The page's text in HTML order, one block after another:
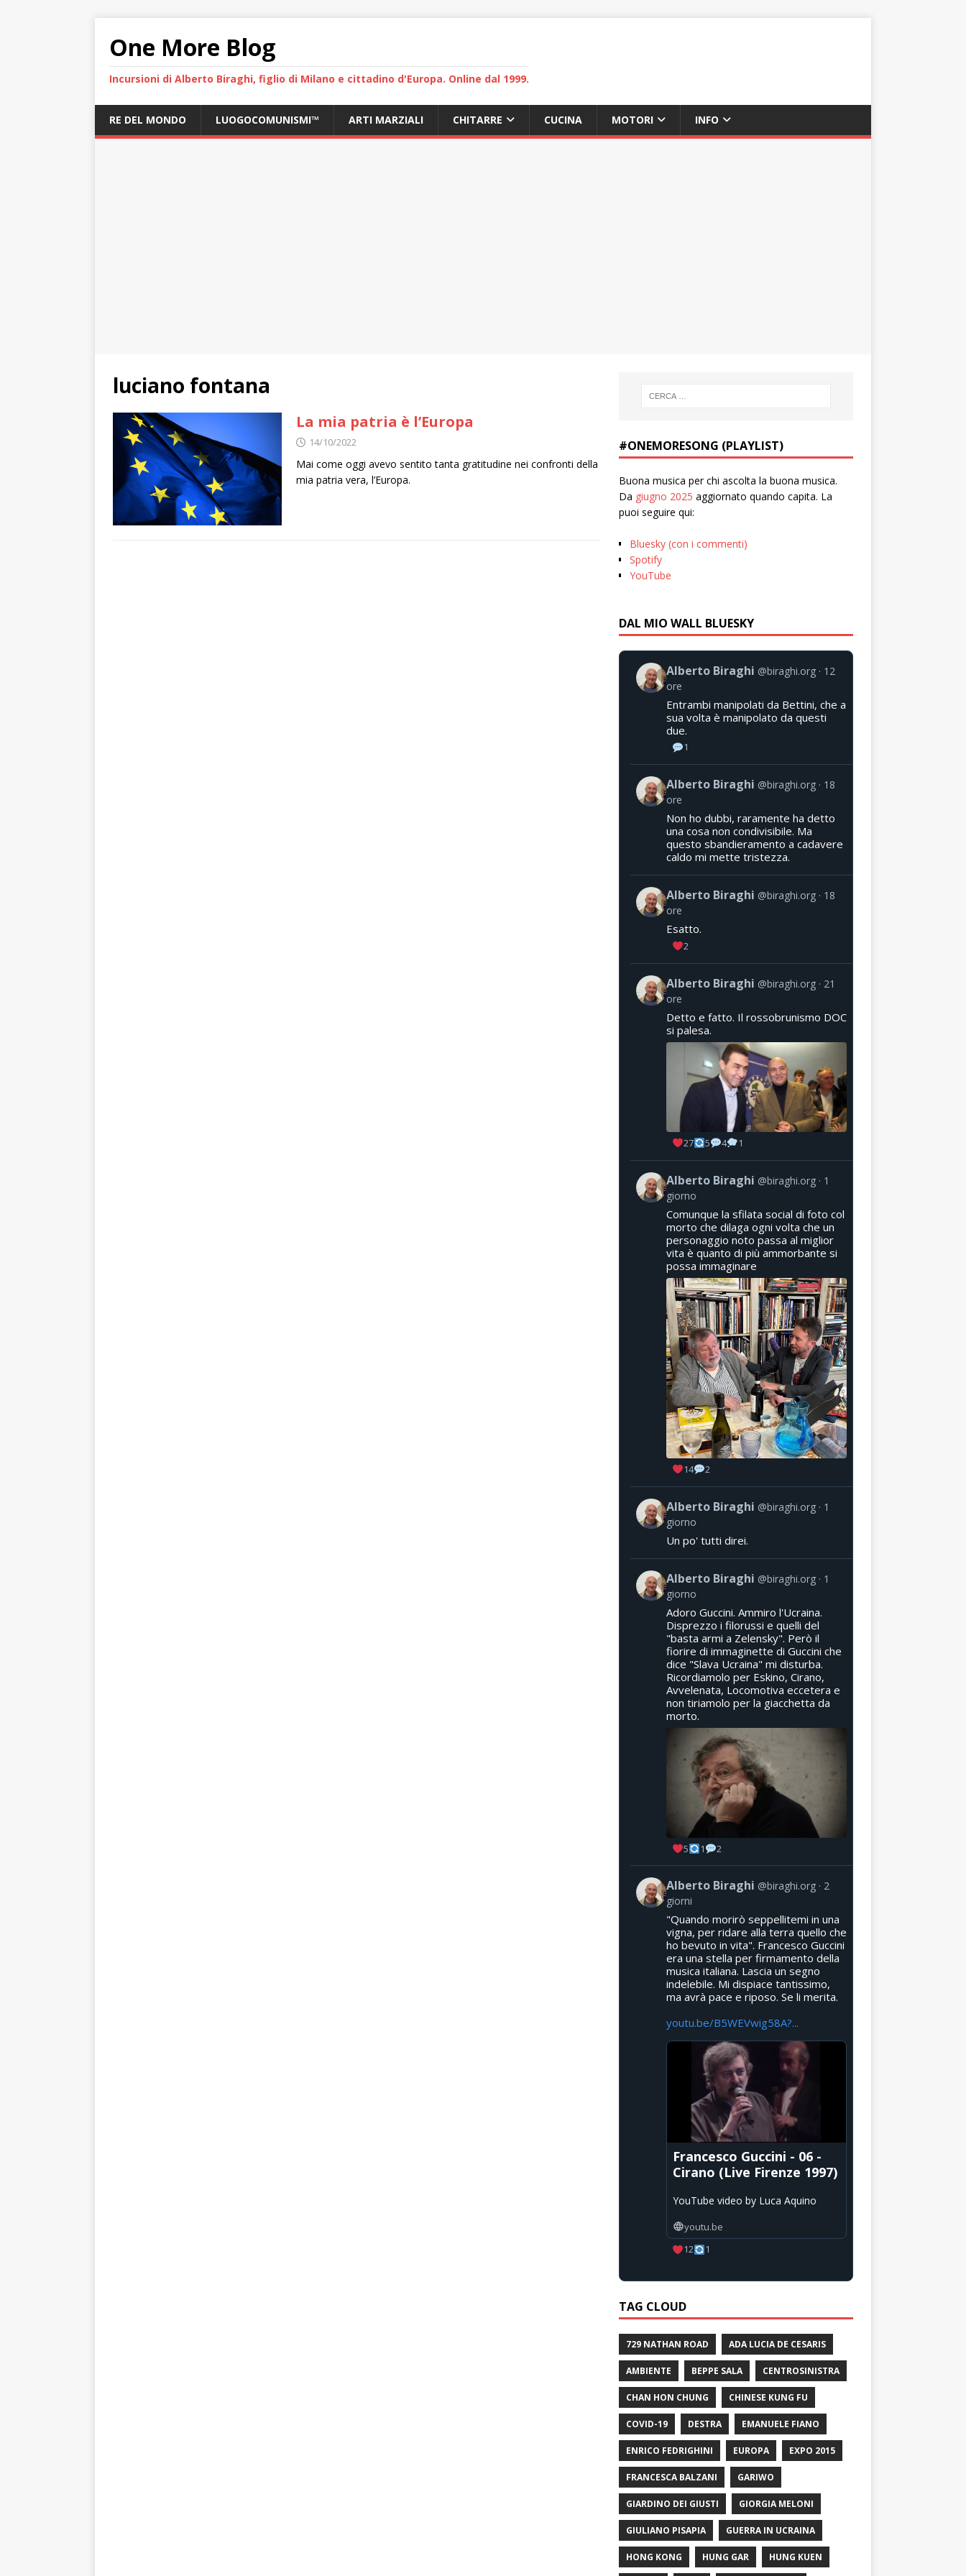
One More Blog
Incursioni di Alberto Biraghi, figlio di Milano e cittadino d'Europa. Online dal 1999.
RE DEL MONDO LUOGOCOMUNISMI™ ARTI MARZIALI CHITARRE CUCINA MOTORI INFO
luciano fontana
La mia patria è l’Europa
14/10/2022
Mai come oggi avevo sentito tanta gratitudine nei confronti della
mia patria vera, l’Europa.
#ONEMORESONG (PLAYLIST)
Buona musica per chi ascolta la buona musica.
Da giugno 2025 aggiornato quando capita. La
puoi seguire qui:
Bluesky (con i commenti)
Spotify
YouTube
DAL MIO WALL BLUESKY
Alberto Biraghi @biraghi.org
12
ore
Entrambi manipolati da Bettini, che a
sua volta è manipolato da questi
due.
1
Alberto Biraghi @biraghi.org
18
ore
Non ho dubbi, raramente ha detto
una cosa non condivisibile. Ma
questo sbandieramento a cadavere
caldo mi mette tristezza.
Alberto Biraghi @biraghi.org
18
ore
Esatto.
2
Alberto Biraghi @biraghi.org
21
ore
Detto e fatto. Il rossobrunismo DOC
si palesa.
27 5 4 1
Alberto Biraghi @biraghi.org
1
giorno
Comunque la sfilata social di foto col
morto che dilaga ogni volta che un
personaggio noto passa al miglior
vita è quanto di più ammorbante si
possa immaginare
14 2
Alberto Biraghi @biraghi.org
1
giorno
Un po' tutti direi.
Alberto Biraghi @biraghi.org
1
giorno
Adoro Guccini. Ammiro l'Ucraina.
Disprezzo i filorussi e quelli del
"basta armi a Zelensky". Però il
fiorire di immaginette di Guccini che
dice "Slava Ucraina" mi disturba.
Ricordiamolo per Eskino, Cirano,
Avvelenata, Locomotiva eccetera e
non tiriamolo per la giacchetta da
morto.
5 1 2
Alberto Biraghi @biraghi.org
2
giorni
"Quando morirò seppellitemi in una
vigna, per ridare alla terra quello che
ho bevuto in vita". Francesco Guccini
era una stella per firmamento della
musica italiana. Lascia un segno
indelebile. Mi dispiace tantissimo,
ma avrà pace e riposo. Se li merita.
youtu.be/B5WEVwig58A?...
Francesco Guccini - 06 -
Cirano (Live Firenze 1997)
YouTube video by Luca Aquino
youtu.be
12
1
TAG CLOUD
729 NATHAN ROAD ADA LUCIA DE CESARIS
AMBIENTE BEPPE SALA CENTROSINISTRA
CHAN HON CHUNG CHINESE KUNG FU
COVID-19 DESTRA EMANUELE FIANO
ENRICO FEDRIGHINI EUROPA EXPO 2015
FRANCESCA BALZANI GARIWO
GIARDINO DEI GIUSTI GIORGIA MELONI
GIULIANO PISAPIA GUERRA IN UCRAINA
HONG KONG HUNG GAR HUNG KUEN